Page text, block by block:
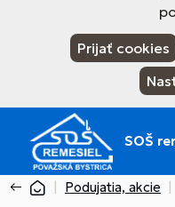
Prijať cookies
SOŠ
Podujatia, akcie